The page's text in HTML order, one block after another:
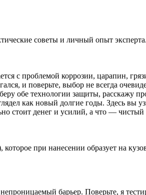
советы и личный опыт эксперта.
с проблемой коррозии, царапин,
и поверьте, выбор не всегда
обе технологии защиты, расскажу
как новый долгие годы. Здесь вы
стоит денег и усилий, а что — чистый
при нанесении образует на
барьер. Поверьте, я